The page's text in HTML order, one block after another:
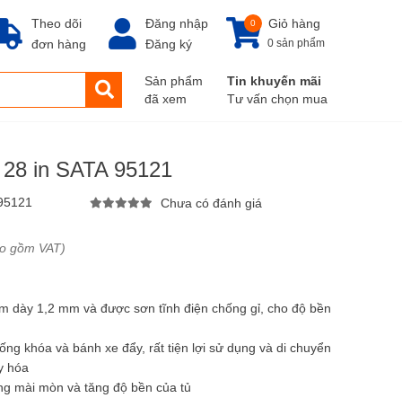
Theo dõi
đơn hàng
Đăng nhập
Đăng ký
Giỏ hàng
0
0 sản phẩm
Sản phẩm
đã xem
Tin khuyến mãi
Tư vấn chọn mua
in SATA 95121
Chưa có đánh giá
gồm VAT)
dày 1,2 mm và được sơn tĩnh điện chống gỉ, cho độ bền
khóa và bánh xe đẩy, rất tiện lợi sử dụng và di chuyển
hóa
mài mòn và tăng độ bền của tủ